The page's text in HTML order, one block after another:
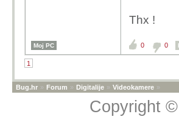
Thx !
Moj PC 0 0
1
Bug.hr » Forum » Digitalije » Videokamere »
Copyright